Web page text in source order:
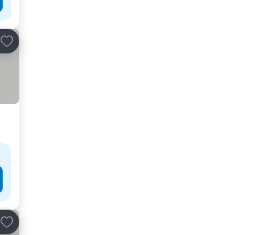
Lisää suosikkeihin
Lisää suosikkeihin